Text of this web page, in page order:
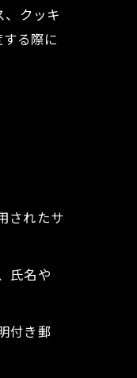
クッキ
る際に
されたサ
氏名や
付き郵